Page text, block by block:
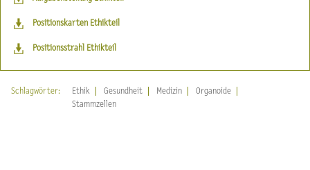
Positionskarten Ethikteil
Positionsstrahl Ethikteil
Schlagwörter: Ethik Gesundheit Medizin
Organoide
Stammzellen